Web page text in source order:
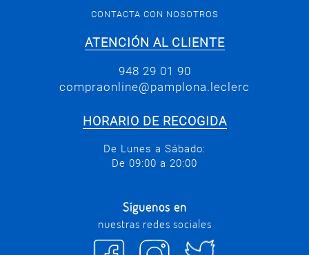
CONTACTA CON NOSOTROS
ATENCIÓN AL CLIENTE
948 29 01 90
compraonline@pamplona.leclerc
HORARIO DE RECOGIDA
De Lunes a Sábado:
De 09:00 a 20:00
Síguenos en
nuestras redes sociales